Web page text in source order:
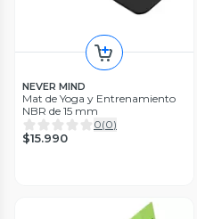
NEVER MIND
Mat de Yoga y Entrenamiento
NBR de 15 mm
0(0)
$15.990